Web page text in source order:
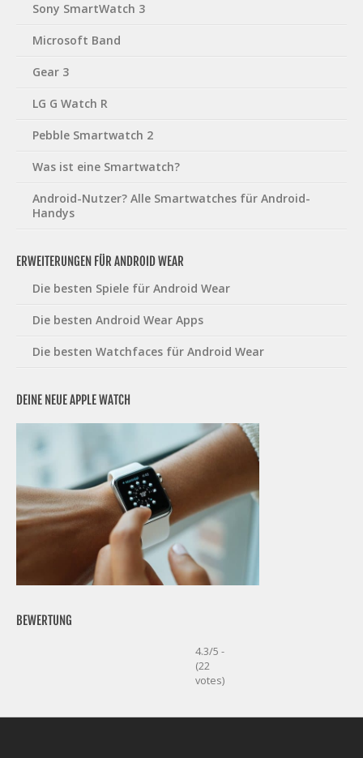
Sony SmartWatch 3
Microsoft Band
Gear 3
LG G Watch R
Pebble Smartwatch 2
Was ist eine Smartwatch?
Android-Nutzer? Alle Smartwatches für Android-
Handys
ERWEITERUNGEN FÜR ANDROID WEAR
Die besten Spiele für Android Wear
Die besten Android Wear Apps
Die besten Watchfaces für Android Wear
DEINE NEUE APPLE WATCH
BEWERTUNG
4.3/5 -
(22
votes)